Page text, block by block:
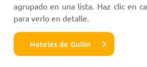
agrupado en una lista. Haz clic en
para verlo en detalle.
Hoteles de Guilin